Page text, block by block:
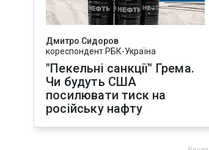
Дмитро Сидоров
кореспондент РБК-Україна
"Пекельні санкції" Грема.
Чи будуть США
посилювати тиск на
російську нафту